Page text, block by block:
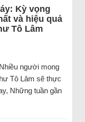
Kỳ vọng
và hiệu quả
Tô Lâm
người mong
Tô Lâm sẽ thực
Những tuần gần